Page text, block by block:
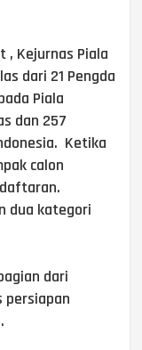
, Kejurnas Piala
dari 21 Pengda
Piala
dan 257
Ketika
calon
dua kategori
dari
persiapan